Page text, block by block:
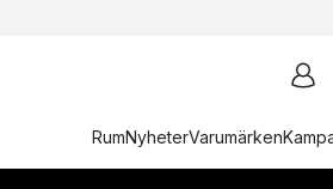
RumNyheterVarumärken